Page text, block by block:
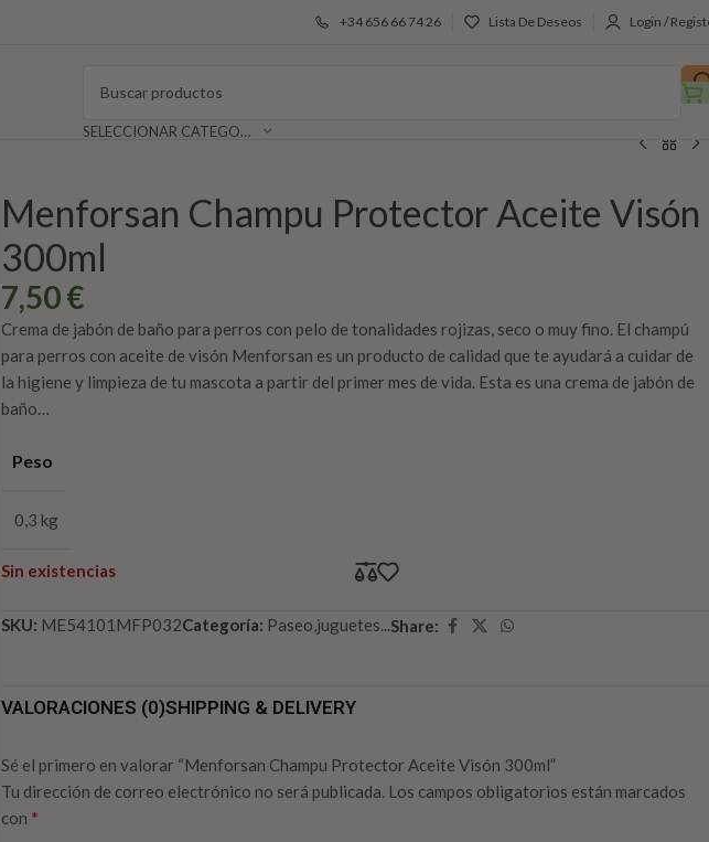
+34 656 66 74 26 Lista De Deseos Login /
SELECCIONAR CATEGORÍA
Menforsan Champu Protector Aceite Visón
300ml
7,50€
Crema de jabón de baño para perros con pelo de tonalidades rojizas, seco o muy fino. El champú
para perros con aceite de visón Menforsan es un producto de calidad que te ayudará a cuidar de
la higiene y limpieza de tu mascota a partir del primer mes de vida. Esta es una crema de jabón de
baño…
Peso
0,3 kg
Sin existencias
SKU: ME54101MFP032Categoría: Paseo,juguetes... Share:
VALORACIONES (0)SHIPPING & DELIVERY
Sé el primero en valorar “Menforsan Champu Protector Aceite Visón 300ml”
Tu dirección de correo electrónico no será publicada. Los campos obligatorios están marcados
con *